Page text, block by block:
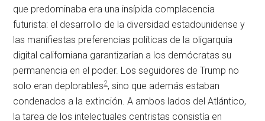
que predominaba era una insípida complacencia
futurista: el desarrollo de la diversidad estadounidense y
las manifiestas preferencias políticas de la oligarquía
digital californiana garantizarían a los demócratas su
permanencia en el poder. Los seguidores de Trump no
solo eran deplorables2, sino que además estaban
condenados a la extinción. A ambos lados del Atlántico,
la tarea de los intelectuales centristas consistía en